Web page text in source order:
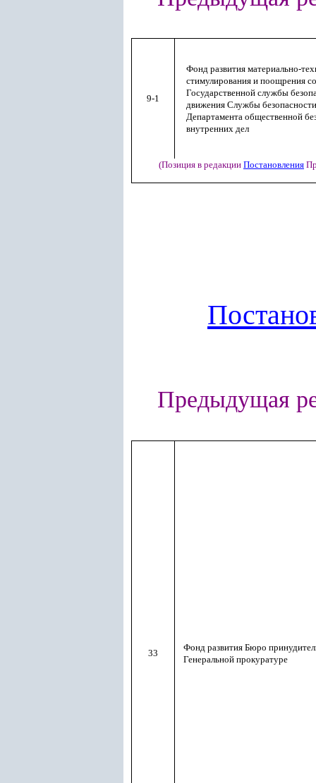
9-1
Фонд развития материально-
стимулирования и поощрения
Государственной службы
движения Службы
Департамента общественной
внутренних дел
(Позиция в редакции Постановления
Предыдущая
33
Фонд развития Бюро
Генеральной прокуратуре